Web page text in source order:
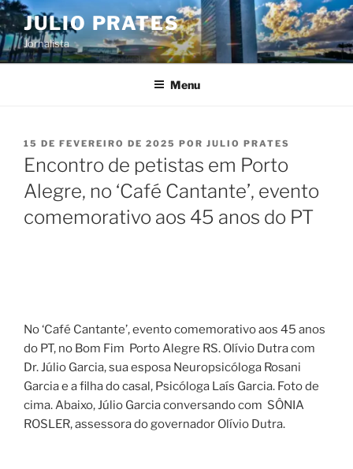
Pular
para
o
conteúdo
JULIO PRATES
Jornalista
Menu
PUBLICADO
EM
15 DE FEVEREIRO DE 2025 POR JULIO PRATES
Encontro de petistas em Porto
Alegre, no ‘Café Cantante’, evento
comemorativo aos 45 anos do PT
No ‘Café Cantante’, evento comemorativo aos 45 anos
do PT, no Bom Fim Porto Alegre RS. Olívio Dutra com
Dr. Júlio Garcia, sua esposa Neuropsicóloga Rosani
Garcia e a filha do casal, Psicóloga Laís Garcia. Foto de
cima. Abaixo, Júlio Garcia conversando com SÔNIA
ROSLER, assessora do governador Olívio Dutra.